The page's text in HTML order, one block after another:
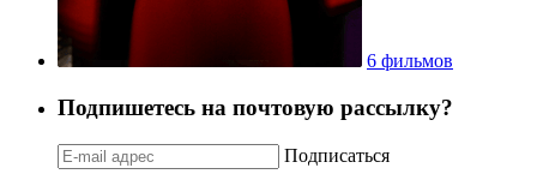
6 фильмов
Подпишетесь на почтовую рассылку?
Подписаться